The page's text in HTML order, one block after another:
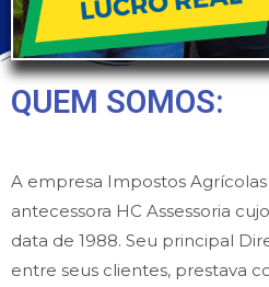
QUEM SOMOS:
A empresa Impostos
antecessora HC Assessoria
data de 1988. Seu principal
entre seus clientes, prestava